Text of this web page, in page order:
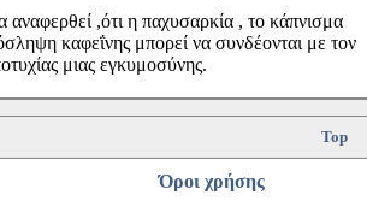
αναφερθεί ,ότι η παχυσαρκία , το κάπνισμα
καφεΐνης μπορεί να συνδέονται με τον
μιας εγκυμοσύνης.
Top
Όροι χρήσης